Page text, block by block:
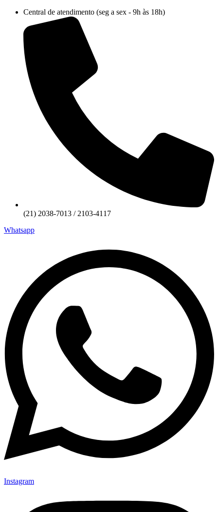
conteúdo
Central de atendimento (seg a sex - 9h às 18h)
(21) 2038-7013 / 2103-4117
Whatsapp
Instagram